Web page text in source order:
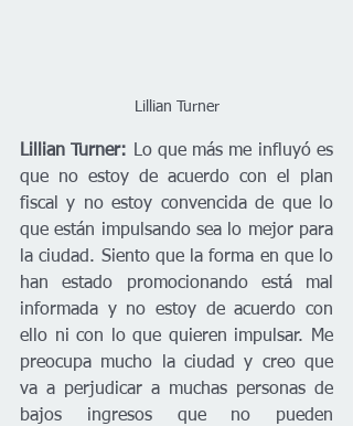
Lillian Turner
Lillian Turner: Lo que más me influyó es
que no estoy de acuerdo con el plan
fiscal y no estoy convencida de que lo
que están impulsando sea lo mejor para
la ciudad. Siento que la forma en que lo
han estado promocionando está mal
informada y no estoy de acuerdo con
ello ni con lo que quieren impulsar. Me
preocupa mucho la ciudad y creo que
va a perjudicar a muchas personas de
bajos ingresos que no pueden